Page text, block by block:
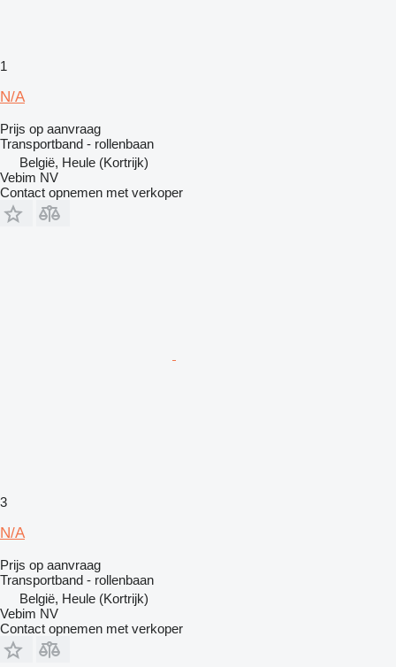
1
N/A
Prijs op aanvraag
Transportband - rollenbaan
België, Heule (Kortrijk)
Vebim NV
Contact opnemen met verkoper
3
N/A
Prijs op aanvraag
Transportband - rollenbaan
België, Heule (Kortrijk)
Vebim NV
Contact opnemen met verkoper